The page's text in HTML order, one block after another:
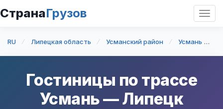
СтранаГрузов
RU Липецкая область Усманский район Усмань
Гостиницы по трассе
Усмань—Липецк